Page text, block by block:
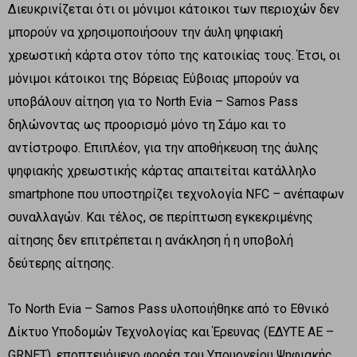
Διευκρινίζεται ότι οι μόνιμοι κάτοικοι των περιοχών δεν
μπορούν να χρησιμοποιήσουν την άυλη ψηφιακή
χρεωστική κάρτα στον τόπο της κατοικίας τους. Έτσι, οι
μόνιμοι κάτοικοι της Βόρειας Εύβοιας μπορούν να
υποβάλουν αίτηση για το North Evia – Samos Pass
δηλώνοντας ως προορισμό μόνο τη Σάμο και το
αντίστροφο. Επιπλέον, για την αποθήκευση της άυλης
ψηφιακής χρεωστικής κάρτας απαιτείται κατάλληλο
smartphone που υποστηρίζει τεχνολογία NFC – ανέπαφων
συναλλαγών. Και τέλος, σε περίπτωση εγκεκριμένης
αίτησης δεν επιτρέπεται η ανάκληση ή η υποβολή
δεύτερης αίτησης.
Το North Evia – Samos Pass υλοποιήθηκε από το Εθνικό
Δίκτυο Υποδομών Τεχνολογίας και Έρευνας (ΕΔΥΤΕ ΑΕ –